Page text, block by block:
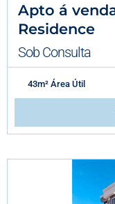
Apto á
Residence
Sob Consulta
43m² Área Útil